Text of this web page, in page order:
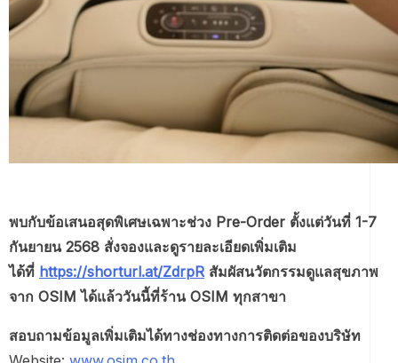
พบกับข้อเสนอสุดพิเศษเฉพาะช่วง Pre-Order ตั้งแต่วันที่ 1-7
กันยายน 2568 สั่งจองและดูรายละเอียดเพิ่มเติม
ได้ที่ https://shorturl.at/ZdrpRสัมผัสนวัตกรรมดูแลสุขภาพ
จาก OSIM ได้แล้ววันนี้ที่ร้าน OSIM ทุกสาขา
สอบถามข้อมูลเพิ่มเติมได้ทางช่องทางการติดต่อของบริษัท